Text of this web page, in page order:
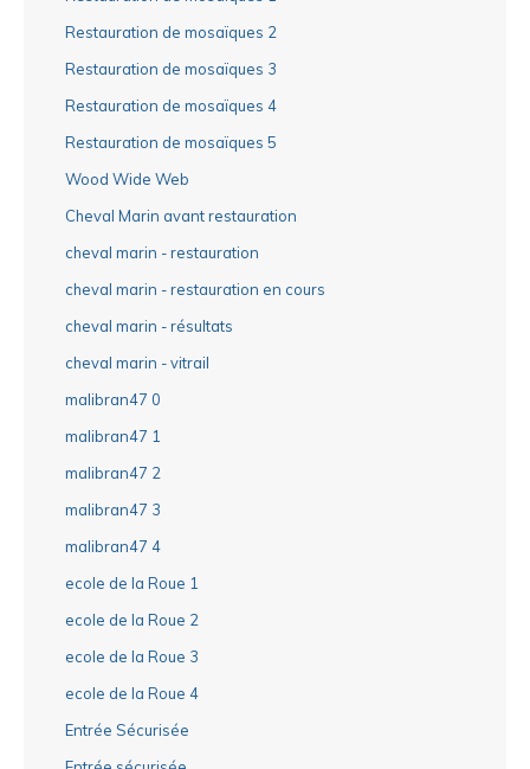
Restauration de mosaïques 2
Restauration de mosaïques 3
Restauration de mosaïques 4
Restauration de mosaïques 5
Wood Wide Web
Cheval Marin avant restauration
cheval marin - restauration
cheval marin - restauration en cours
cheval marin - résultats
cheval marin - vitrail
malibran47 0
malibran47 1
malibran47 2
malibran47 3
malibran47 4
ecole de la Roue 1
ecole de la Roue 2
ecole de la Roue 3
ecole de la Roue 4
Entrée Sécurisée